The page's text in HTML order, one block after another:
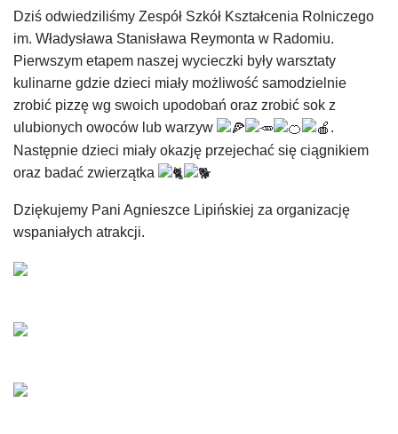
Dziś odwiedziliśmy Zespół Szkół Kształcenia Rolniczego
im. Władysława Stanisława Reymonta w Radomiu.
Pierwszym etapem naszej wycieczki były warsztaty
kulinarne gdzie dzieci miały możliwość samodzielnie
zrobić pizzę wg swoich upodobań oraz zrobić sok z
ulubionych owoców lub warzyw
.
Następnie dzieci miały okazję przejechać się ciągnikiem
oraz badać zwierzątka
Dziękujemy Pani Agnieszce Lipińskiej za organizację
wspaniałych atrakcji.